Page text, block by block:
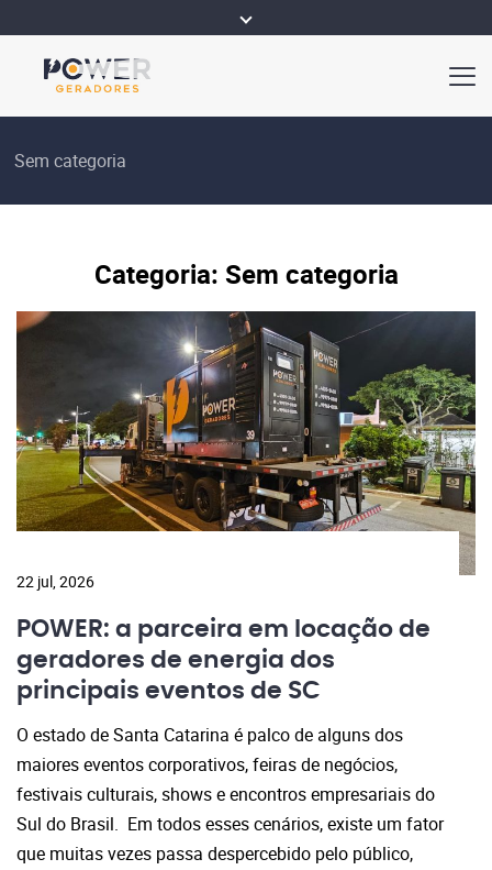
Sem categoria
Categoria: Sem categoria
22 jul, 2026
POWER: a parceira em locação de
geradores de energia dos
principais eventos de SC
O estado de Santa Catarina é palco de alguns dos
maiores eventos corporativos, feiras de negócios,
festivais culturais, shows e encontros empresariais do
Sul do Brasil. Em todos esses cenários, existe um fator
que muitas vezes passa despercebido pelo público,